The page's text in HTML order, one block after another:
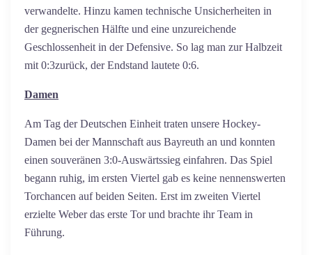
verwandelte. Hinzu kamen technische Unsicherheiten in
der gegnerischen Hälfte und eine unzureichende
Geschlossenheit in der Defensive. So lag man zur Halbzeit
mit 0:3zurück, der Endstand lautete 0:6.
Damen
Am Tag der Deutschen Einheit traten unsere Hockey-
Damen bei der Mannschaft aus Bayreuth an und konnten
einen souveränen 3:0-Auswärtssieg einfahren. Das Spiel
begann ruhig, im ersten Viertel gab es keine nennenswerten
Torchancen auf beiden Seiten. Erst im zweiten Viertel
erzielte Weber das erste Tor und brachte ihr Team in
Führung.